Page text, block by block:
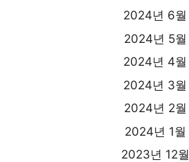
2024년 6월
2024년 5월
2024년 4월
2024년 3월
2024년 2월
2024년 1월
2023년 12월